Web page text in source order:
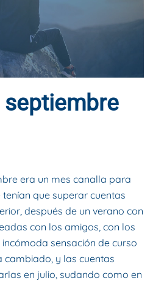
septiembre
era un mes canalla para
que superar cuentas
después de un verano con
con los amigos, con los
sensación de curso
cambiado, y las cuentas
en julio, sudando como en